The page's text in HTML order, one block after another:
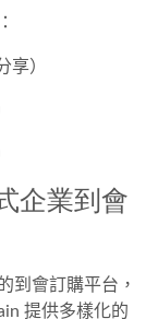
享）
企業到會
到會訂購平台 ，
提供多樣化的